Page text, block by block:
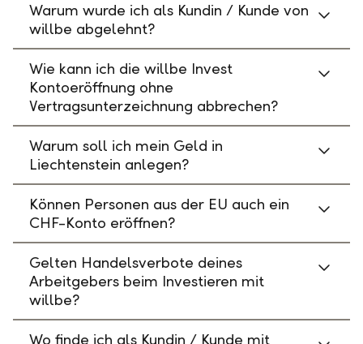
Warum wurde ich als Kundin / Kunde von
willbe abgelehnt?
Wie kann ich die willbe Invest
Kontoeröffnung ohne
Vertragsunterzeichnung abbrechen?
Warum soll ich mein Geld in
Liechtenstein anlegen?
Können Personen aus der EU auch ein
CHF-Konto eröffnen?
Gelten Handelsverbote deines
Arbeitgebers beim Investieren mit
willbe?
Wo finde ich als Kundin / Kunde mit